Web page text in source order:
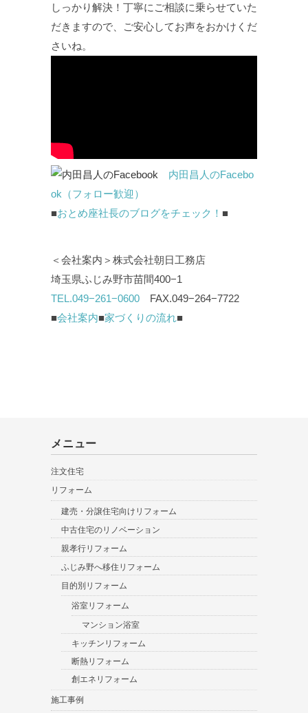
しっかり解決！丁寧にご相談に乗らせていた
だきますので、ご安心してお声をおかけくだ
さいね。
内田昌人のFacebo
ok（フォロー歓迎）
■おとめ座社長のブログをチェック！ ■
＜会社案内＞株式会社朝日工務店
埼玉県ふじみ野市苗間400−1
TEL.049−261−0600 FAX.049−264−7722
■会社案内■家づくりの流れ■
メニュー
注文住宅
リフォーム
建売・分譲住宅向けリフォーム
中古住宅のリノベーション
親孝行リフォーム
ふじみ野へ移住リフォーム
目的別リフォーム
浴室リフォーム
マンション浴室
キッチンリフォーム
断熱リフォーム
創エネリフォーム
施工事例